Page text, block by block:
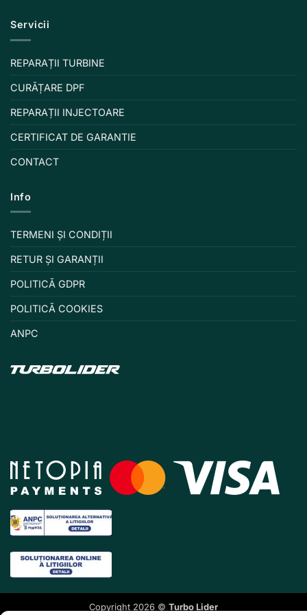
Servicii
REPARAȚII TURBINE
CURĂȚARE DPF
REPARAȚII INJECTOARE
CERTIFICAT DE GARANTIE
CONTACT
Info
TERMENI ȘI CONDIȚII
RETUR ȘI GARANȚII
POLITICĂ GDPR
POLITICĂ COOKIES
ANPC
Copyright 2026 © Turbo Lider